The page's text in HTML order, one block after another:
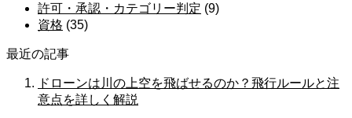
許可・承認・カテゴリー判定 (9)
資格 (35)
最近の記事
ドローンは川の上空を飛ばせるのか？飛行ルールと注
意点を詳しく解説